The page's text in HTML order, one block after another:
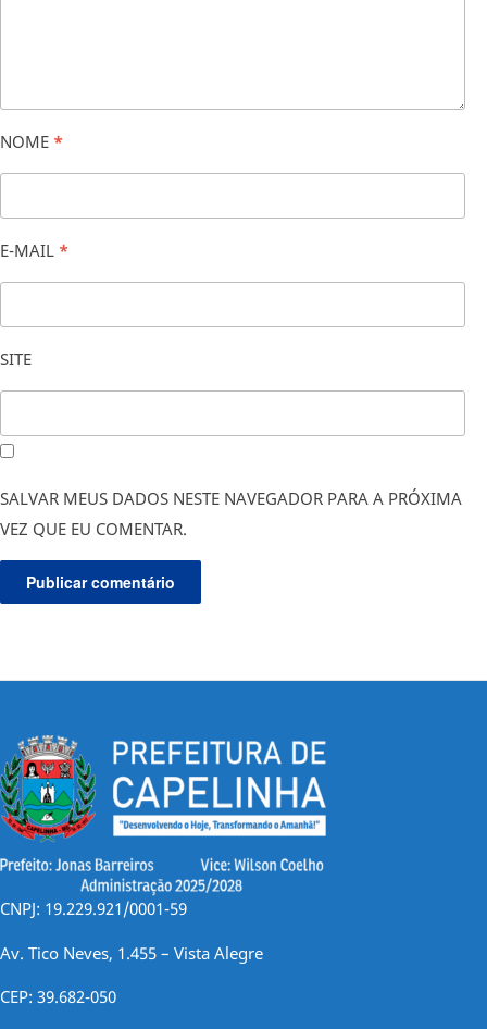
NOME *
E-MAIL *
SITE
SALVAR MEUS DADOS NESTE NAVEGADOR PARA A PRÓXIMA
VEZ QUE EU COMENTAR.
CNPJ: 19.229.921/0001-59
Av. Tico Neves, 1.455 – Vista Alegre
CEP: 39.682-050